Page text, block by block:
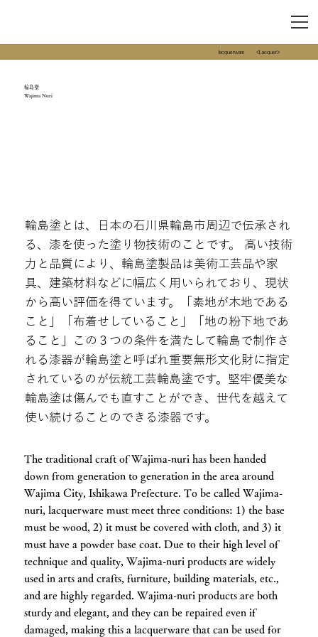
lacquerware <Lacquer>
輪島塗
Wajima Nuri
輪島塗とは、日本の石川県輪島市周辺で伝承され
る、漆を使った塗り物技術のことです。 高い技術
力と品質により、輪島塗製品は美術工芸品や家
具、建築材料などに幅広く用いられており、現状
から高い評価を得ています。「素地が木地である
こと」「布着せしていること」「地の粉下地であ
ること」この３つの条件を満たして輪島で制作さ
れる漆器が輪島塗と呼ばれ重要無形文化財に指定
されているのが伝統工芸輪島塗です。堅牢優美な
輪島塗は傷んでも直すことができ、世代を越えて
使い続けることのできる漆器です。
The traditional craft of Wajima-nuri has been handed
down from generation to generation in the area around
Wajima City, Ishikawa Prefecture. To be called Wajima-
nuri, lacquerware must meet three conditions: 1) the base
must be wood, 2) it must be covered with cloth, and 3) it
must have a powder base coat. Due to their high level of
technique and quality, Wajima-nuri products are widely
used in arts and crafts, furniture, building materials, etc.,
and are highly regarded. Wajima-nuri products are both
sturdy and elegant, and they can be repaired even if
damaged, making this a lacquerware that can be used for